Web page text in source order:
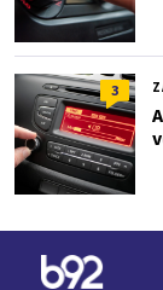
3